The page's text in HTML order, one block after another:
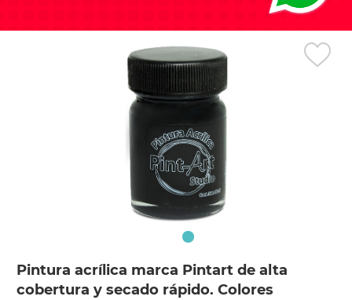
Pintura acrílica marca Pintart de alta
cobertura y secado rápido. Colores